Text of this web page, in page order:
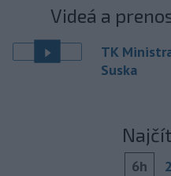
Videá a
TK
Suska
6h